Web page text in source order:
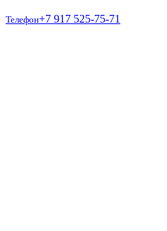
Телефон
Телефон+7 917 525-75-71